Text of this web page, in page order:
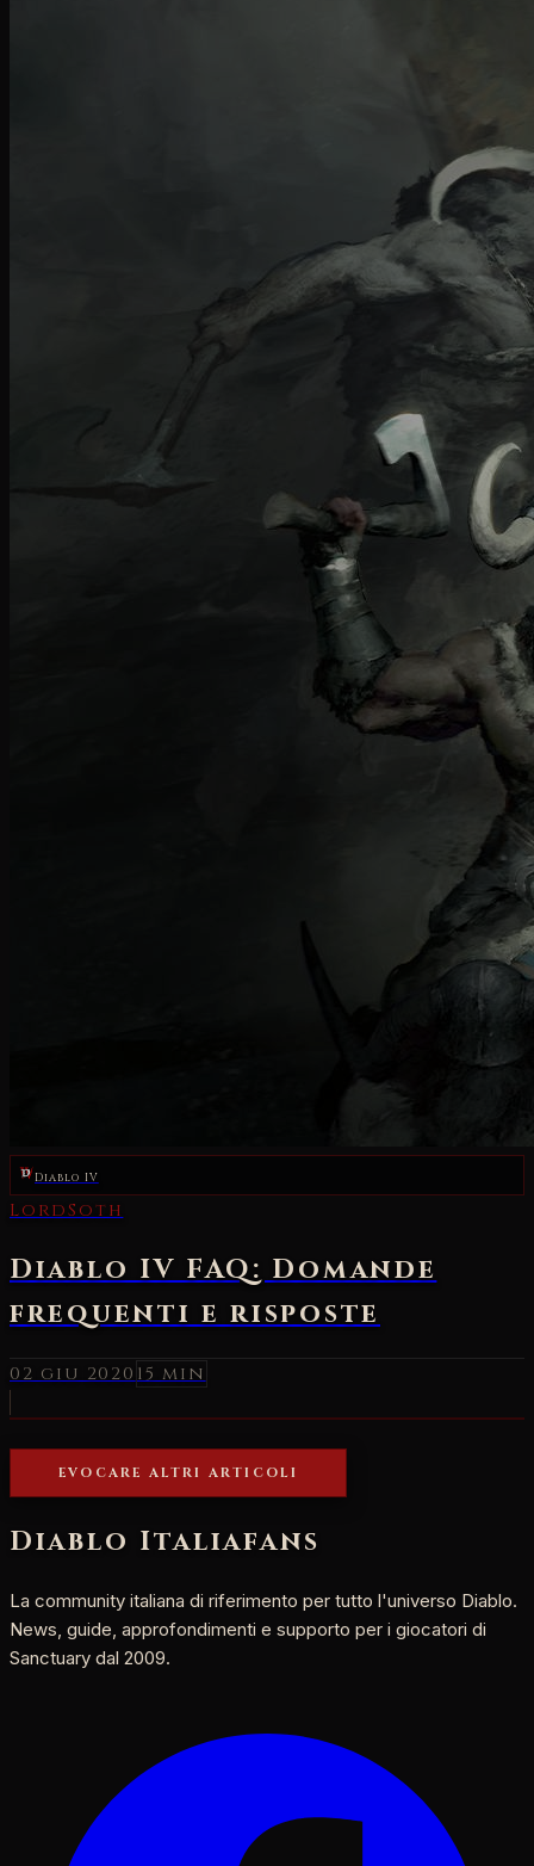
Diablo IV
LordSoth
Diablo IV FAQ: Domande
frequenti e risposte
02 giu 202015 min
EVOCARE ALTRI ARTICOLI
Diablo Italiafans
La community italiana di riferimento per tutto l'universo Diablo.
News, guide, approfondimenti e supporto per i giocatori di
Sanctuary dal 2009.